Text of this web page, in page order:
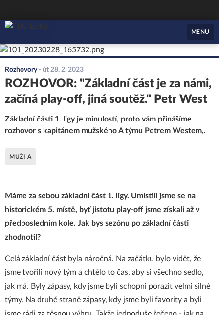
FBC Letka
MENU
Rozhovory - út 28. 2. 2023
ROZHOVOR: "Základní část je za námi,
začíná play-off, jiná soutěž." Petr West
Základní části 1. ligy je minulostí, proto vám přinášíme
rozhovor s kapitánem mužského A týmu Petrem Westem,.
MUŽI A
Máme za sebou základní část 1. ligy. Umístili jsme se na
historickém 5. místě, byť jistotu play-off jsme získali až v
předposledním kole. Jak bys sezónu po základní části
zhodnotil?
Celá základní část byla náročná. Na začátku bylo vidět, že
jsme tvořili nový tým a chtělo to čas, aby si všechno sedlo,
jak má. Byly zápasy, kdy jsme byli schopni porazit velmi silné
týmy. Na druhé straně zápasy, kdy jsme byli favority a byli